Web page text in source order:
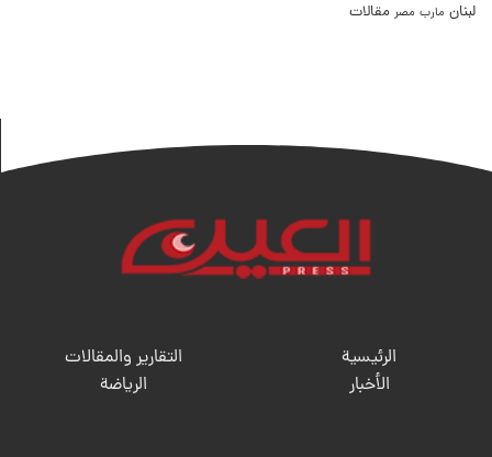
لبنان مارب مصر مقالات
الرئيسية
الأخبار
التقارير والمقالات
الریاضة